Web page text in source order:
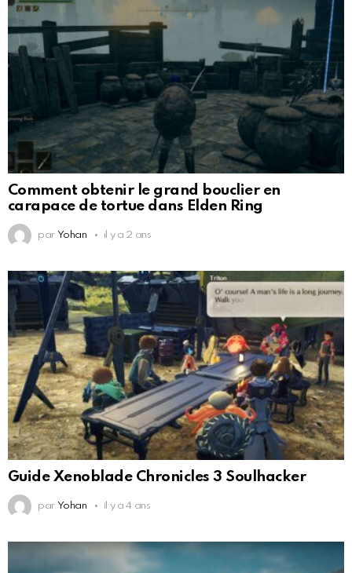
Comment obtenir le grand bouclier en
carapace de tortue dans Elden Ring
par Yohan il y a 2 ans
Guide Xenoblade Chronicles 3 Soulhacker
par Yohan il y a 4 ans